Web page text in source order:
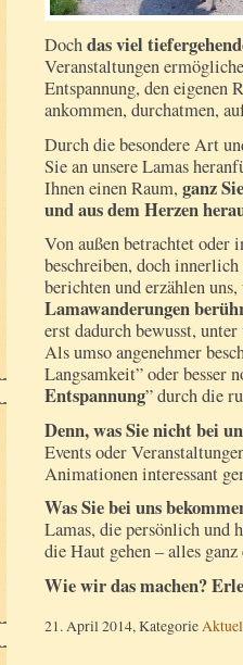
Dochdas viel
Veranstaltungen
Entspannung, den eigenen
ankommen, durchatmen,
Durch die besondere Art
Sie an unsere Lamas
Ihnen einen Raum, ganz
und aus dem Herzen
Von außen betrachtet oder
beschreiben, doch
berichten und erzählen uns,
Lamawanderungen
erst dadurch bewusst,
Als umso angenehmer
Langsamkeit” oder besser
Entspannung” durch die
Denn, was Sienichtbei
Events oder
Animationen interessant
Was Sie bei uns
Lamas, die persönlich und
die Haut gehen – alles
Wie wir das machen?
21. April 2014, Kategorie